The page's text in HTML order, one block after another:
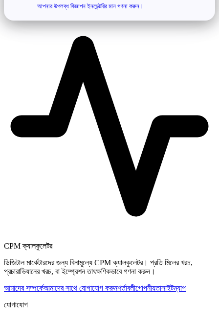
আপনার উপলব্ধ বিজ্ঞাপন ইনভেন্টরির মান গণনা করুন।
CPM ক্যালকুলেটর
ডিজিটাল মার্কেটারদের জন্য বিনামূল্যে CPM ক্যালকুলেটর। প্রতি মিলের খরচ,
প্রচারাভিযানের খরচ, বা ইম্প্রেশন তাৎক্ষণিকভাবে গণনা করুন।
আমাদের সম্পর্কেআমাদের সাথে যোগাযোগ করুনশর্তাবলীগোপনীয়তাসাইটম্যাপ
যোগাযোগ